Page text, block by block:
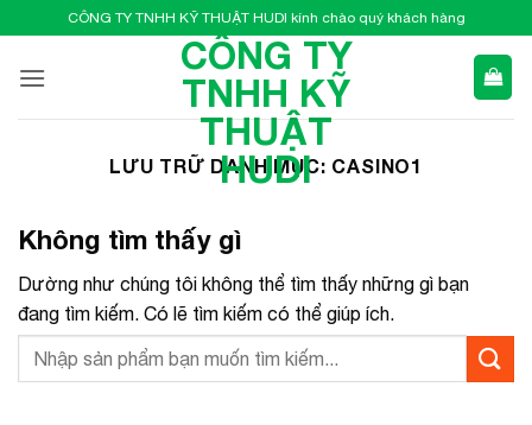
qua
nội
CÔNG TY TNHH KỸ THUẬT HUDI kính chào quý khách hàng
CÔNG TY
TNHH KỸ
THUẬT
HUDI
LƯU TRỮ DANH MỤC: CASINO1
Không tìm thấy gì
Dường như chúng tôi không thể tìm thấy những gì bạn
đang tìm kiếm. Có lẽ tìm kiếm có thể giúp ích.